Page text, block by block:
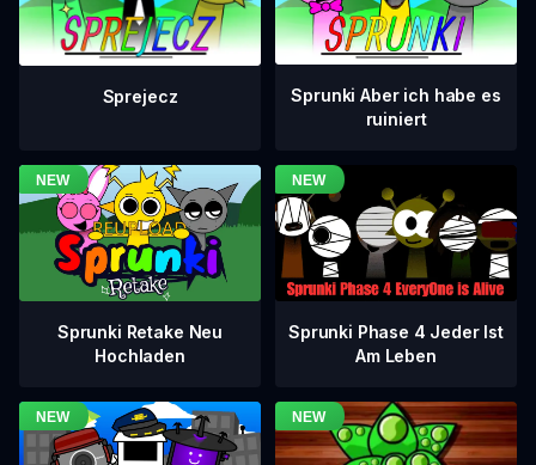
Sprejecz
Sprunki Aber ich habe es
ruiniert
Sprunki Retake Neu
Hochladen
Sprunki Phase 4 Jeder Ist
Am Leben